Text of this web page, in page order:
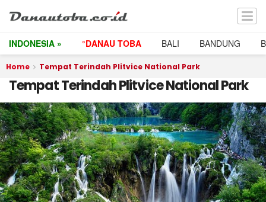
INDONESIA » °DANAU TOBA BALI BANDUNG
Home Tempat Terindah Plitvice National Park
Tempat Terindah Plitvice National Park